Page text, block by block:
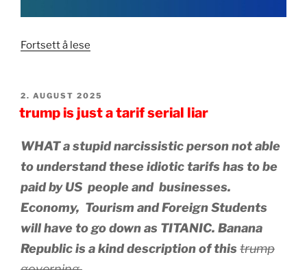
Fortsett å lese
GOP,
USA
I
KOLLAPS
PUBLISERT
2. AUGUST 2025
trump is just a tarif serial liar
WHAT a stupid narcissistic person not able
to understand these idiotic tarifs has to be
paid by US people and businesses.
Economy, Tourism and Foreign Students
will have to go down as TITANIC. Banana
Republic is a kind description of this trump